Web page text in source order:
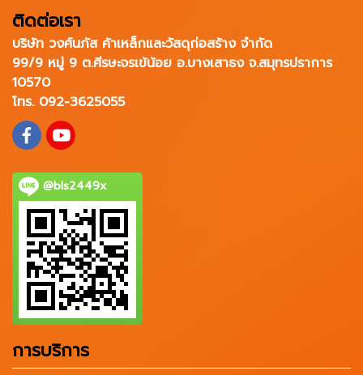
ติดต่อเรา
บริษัท วงศ์นภัส ค้าเหล็กและวัสดุก่อสร้าง จำกัด
99/9 หมู่ 9 ต.ศีรษะจรเข้น้อย อ.บางเสาธง จ.สมุทรปราการ
10570
โทร. 092-3625055
@bls2449x
การบริการ